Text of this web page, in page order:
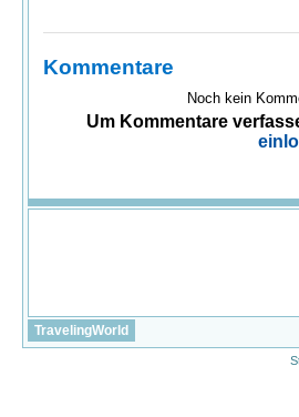
Kommentare
Noch kein
Um Kommentare
TravelingWorld